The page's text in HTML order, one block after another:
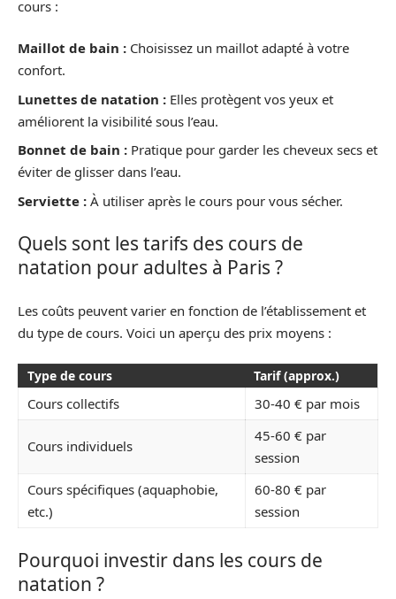
cours :
Maillot de bain : Choisissez un maillot adapté à votre
confort.
Lunettes de natation : Elles protègent vos yeux et
améliorent la visibilité sous l’eau.
Bonnet de bain : Pratique pour garder les cheveux secs et
éviter de glisser dans l’eau.
Serviette : À utiliser après le cours pour vous sécher.
Quels sont les tarifs des cours de
natation pour adultes à Paris ?
Les coûts peuvent varier en fonction de l’établissement et
du type de cours. Voici un aperçu des prix moyens :
Type de cours Tarif (approx.)
Cours collectifs 30-40 € par mois
Cours individuels
45-60 € par
session
Cours spécifiques (aquaphobie,
etc.)
60-80 € par
session
Pourquoi investir dans les cours de
natation ?